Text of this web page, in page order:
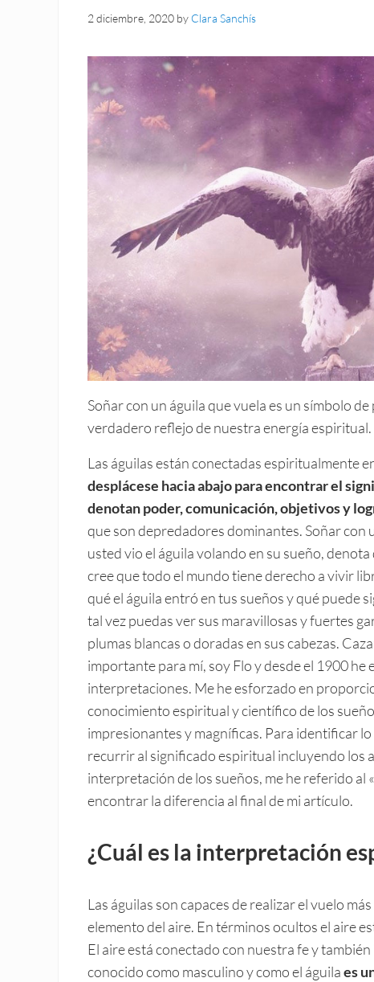
2 diciembre, 2020 by Clara Sanchís
Soñar con un águila que vuela es un símbolo
verdadero reflejo de nuestra energía espiritual.
Las águilas están conectadas espiritualmente
desplácese hacia abajo para encontrar el
denotan poder, comunicación, objetivos y
que son depredadores dominantes. Soñar con
usted vio el águila volando en su sueño,
cree que todo el mundo tiene derecho a vivir
qué el águila entró en tus sueños y qué puede
tal vez puedas ver sus maravillosas y fuertes
plumas blancas o doradas en sus cabezas.
importante para mí, soy Flo y desde el 1900
interpretaciones. Me he esforzado en
conocimiento espiritual y científico de los
impresionantes y magníficas. Para identificar
recurrir al significado espiritual incluyendo los
interpretación de los sueños, me he referido al
encontrar la diferencia al final de mi artículo.
¿Cuál es la interpretación
Las águilas son capaces de realizar el vuelo
elemento del aire. En términos ocultos el aire
El aire está conectado con nuestra fe y
conocido como masculino y como el águilaes